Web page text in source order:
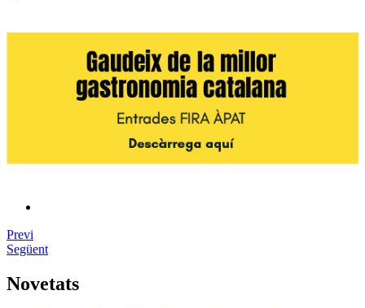
Previ
Següent
Novetats